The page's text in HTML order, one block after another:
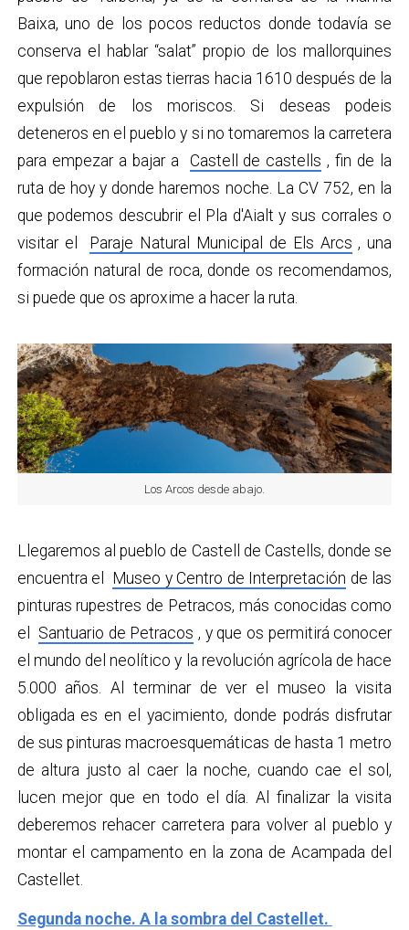
Baixa, uno de los pocos reductos donde todavía se
conserva el hablar “salat” propio de los mallorquines
que repoblaron estas tierras hacia 1610 después de la
expulsión de los moriscos. Si deseas podeis
deteneros en el pueblo y si no tomaremos la carretera
para empezar a bajar a Castell de castells , fin de la
ruta de hoy y donde haremos noche. La CV 752, en la
que podemos descubrir el Pla d'Aialt y sus corrales o
visitar el Paraje Natural Municipal de Els Arcs , una
formación natural de roca, donde os recomendamos,
si puede que os aproxime a hacer la ruta.
Los Arcos desde abajo.
Llegaremos al pueblo de Castell de Castells, donde se
encuentra el
Museo y Centro de Interpretación de las
pinturas rupestres de Petracos, más conocidas como
el Santuario de Petracos , y que os permitirá conocer
el mundo del neolítico y la revolución agrícola de hace
5.000 años. Al terminar de ver el museo la visita
obligada es en el yacimiento, donde podrás disfrutar
de sus pinturas macroesquemáticas de hasta 1 metro
de altura justo al caer la noche, cuando cae el sol,
lucen mejor que en todo el día. Al finalizar la visita
deberemos rehacer carretera para volver al pueblo y
montar el campamento en la zona de Acampada del
Castellet.
Segunda noche. A la sombra del Castellet.